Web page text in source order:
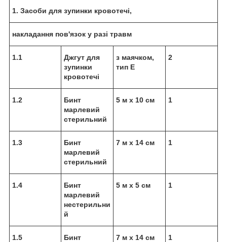
1. Засоби для зупинки кровотечі,
накладання пов'язок у разі травм
1.1
Джгут для
зупинки
кровотечі
з маячком,
тип Е
2
1.2
Бинт
марлевий
стерильний
5 м х 10 см 1
1.3
Бинт
марлевий
стерильний
7 м х 14 см 1
1.4
Бинт
марлевий
нестерильни
й
5 м x 5 см 1
1.5
Бинт
7 м х 14 см 1